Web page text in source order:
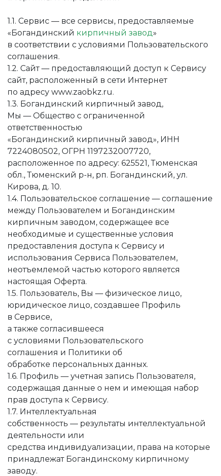
1.1. Сервис — все сервисы, предоставляемые
«Богандинский кирпичный завод»
в соответствии с условиями Пользовательского
соглашения.
1.2. Сайт — предоставляющий доступ к Сервису
сайт, расположенный в сети Интернет
по адресу www.zaobkz.ru.
1.3. Богандинский кирпичный завод,
Мы — Общество с ограниченной
ответственностью
«Богандинский кирпичный завод», ИНН
7224080502, ОГРН 1197232007720,
расположенное по адресу: 625521, Тюменская
обл., Тюменский р-н, рп. Богандинский, ул.
Кирова, д. 10.
1.4. Пользовательское соглашение — соглашение
между Пользователем и Богандинским
кирпичным заводом, содержащее все
необходимые и существенные условия
предоставления доступа к Сервису и
использования Сервиса Пользователем,
неотъемлемой частью которого является
настоящая Оферта.
1.5. Пользователь, Вы — физическое лицо,
юридическое лицо, создавшее Профиль
в Сервисе,
а также согласившееся
с условиями Пользовательского
соглашения и Политики об
обработке персональных данных.
1.6. Профиль — учетная запись Пользователя,
содержащая данные о нем и имеющая набор
прав доступа к Сервису.
1.7. Интеллектуальная
собственность — результаты интеллектуальной
деятельности или
средства индивидуализации, права на которые
принадлежат Богандинскому кирпичному
заводу.